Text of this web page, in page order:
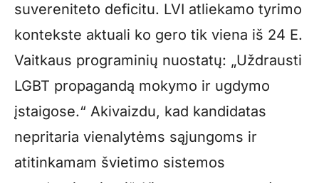
suvereniteto deficitu. LVI atliekamo tyrimo
kontekste aktuali ko gero tik viena iš 24 E.
Vaitkaus programinių nuostatų: „Uždrausti
LGBT propagandą mokymo ir ugdymo
įstaigose.“ Akivaizdu, kad kandidatas
nepritaria vienalytėms sąjungoms ir
atitinkamam švietimo sistemos